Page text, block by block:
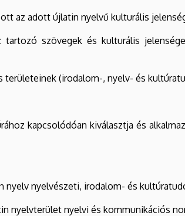
az adott újlatin nyelvű kulturális
szövegek és kulturális
területeinek (irodalom-, nyelv- és
kapcsolódóan kiválasztja és
nyelv nyelvészeti, irodalom- és
nyelvterület nyelvi és kommunikációs